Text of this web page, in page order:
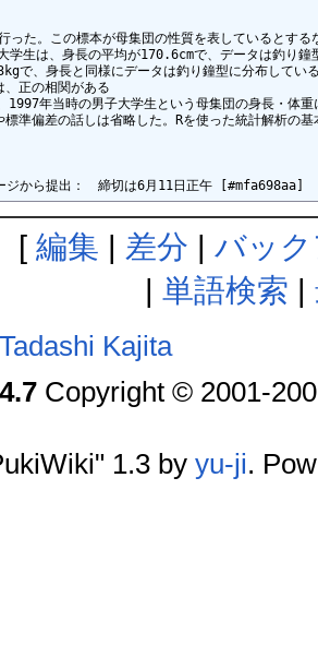
った。この標本が母集団の性質を表しているとす
学生は、身長の平均が170.6cmで、データは釣り鐘
で、身長と同様にデータは釣り鐘型に分布してい
、正の相関がある
年当時の男子大学生という母集団の身長・体
標準偏差の話しは省略した。Rを使った統計解
[ 編集 | 差分 | バッ
| 単語検索 |
Tadashi Kajita
Copyright © 2001-
1.3 by yu-ji.